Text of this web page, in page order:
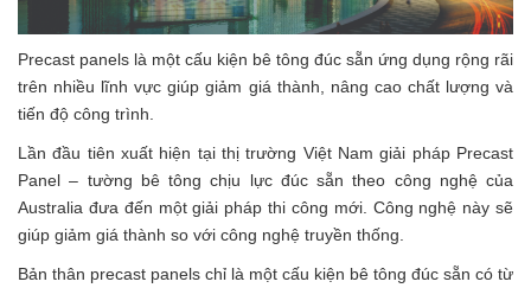
Precast panels là một cấu kiện bê tông đúc sẵn ứng dụng rộng rãi
trên nhiều lĩnh vực giúp giảm giá thành, nâng cao chất lượng và
tiến độ công trình.
Lần đầu tiên xuất hiện tại thị trường Việt Nam giải pháp Precast
Panel – tường bê tông chịu lực đúc sẵn theo công nghệ của
Australia đưa đến một giải pháp thi công mới. Công nghệ này sẽ
giúp giảm giá thành so với công nghệ truyền thống.
Bản thân precast panels chỉ là một cấu kiện bê tông đúc sẵn có từ